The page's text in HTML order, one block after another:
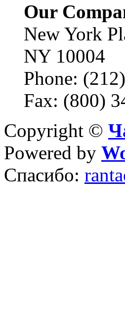
Our
New York
NY 10004
Phone:
Fax: (800)
Copyright ©
Powered by
Спасибо: